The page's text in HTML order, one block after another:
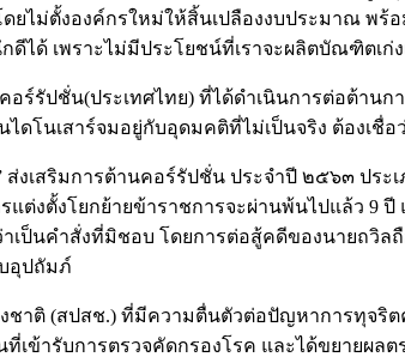
ไม่ตั้งองค์กรใหม่ให้สิ้นเปลืองงบประมาณ พร้
ได้ เพราะไม่มีประโยชน์ที่เราจะผลิตบัณฑิตเก่
รัปชั่น(ประเทศไทย) ที่ได้ดำเนินการต่อต้าน
ดโนเสาร์จมอยู่กับอุดมคติที่ไม่เป็นจริง ต้องเ
ส่งเสริมการต้านคอร์รัปชั่น ประจำปี ๒๕๖๓
ต่งตั้งโยกย้ายข้าราชการจะผ่านพ้นไปแล้ว 9
ป็นคำสั่งที่มิชอบ โดยการต่อสู้คดีของนายถวิ
อุปถัมภ์
าติ (สปสช.) ที่มีความตื่นตัวต่อปัญหาการทุจริ
เข้ารับการตรวจคัดกรองโรค และได้ขยายผ